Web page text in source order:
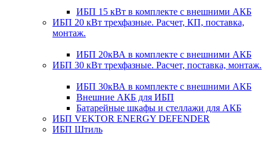
ИБП 15 кВт в комплекте с внешними АКБ
ИБП 20 кВт трехфазные. Расчет, КП, поставка,
монтаж.
ИБП 20кВА в комплекте с внешними АКБ
ИБП 30 кВт трехфазные. Расчет, поставка, монтаж.
ИБП 30кВА в комплекте с внешними АКБ
Внешние АКБ для ИБП
Батарейные шкафы и стеллажи для АКБ
ИБП VEKTOR ENERGY DEFENDER
ИБП Штиль